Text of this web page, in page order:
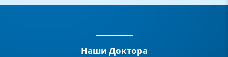
Наши Доктора